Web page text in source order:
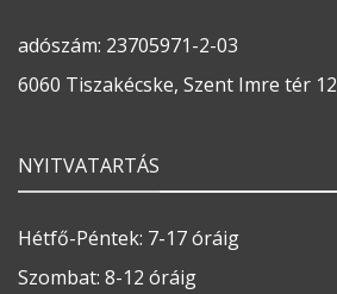
adószám: 23705971-2-03
6060 Tiszakécske, Szent Imre tér 12
NYITVATARTÁS
Hétfő-Péntek: 7-17 óráig
Szombat: 8-12 óráig